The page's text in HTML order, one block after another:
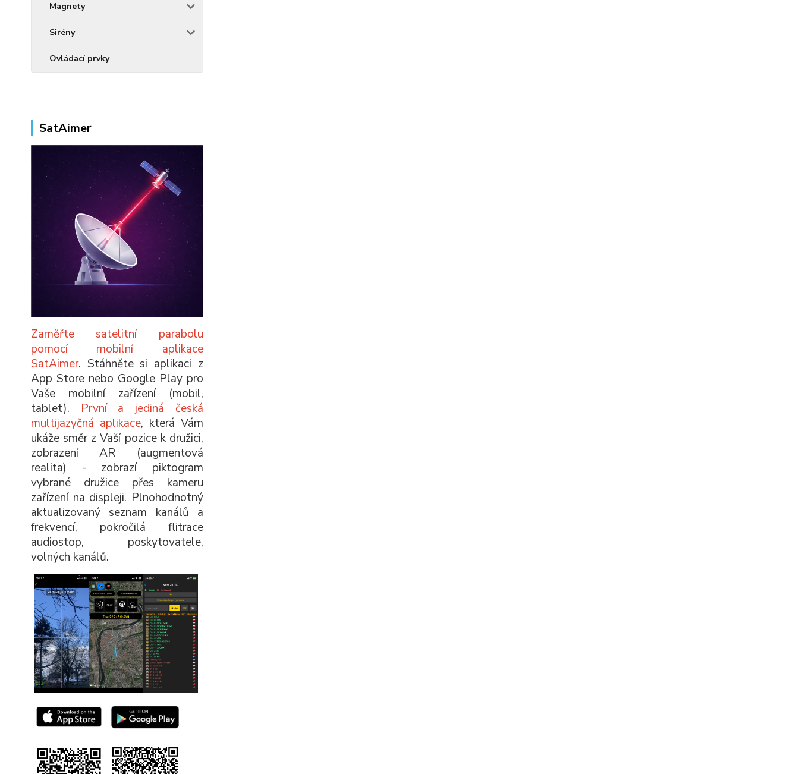
Magnety
Sirény
Ovládací prvky
SatAimer
Zaměřte satelitní parabolu
pomocí mobilní aplikace
SatAimer. Stáhněte si aplikaci z
App Store nebo Google Play pro
Vaše mobilní zařízení (mobil,
tablet). První a jediná česká
multijazyčná aplikace, která Vám
ukáže směr z Vaší pozice k družici,
zobrazení AR (augmentová
realita) - zobrazí piktogram
vybrané družice přes kameru
zařízení na displeji. Plnohodnotný
aktualizovaný seznam kanálů a
frekvencí, pokročilá flitrace
audiostop, poskytovatele,
volných kanálů.